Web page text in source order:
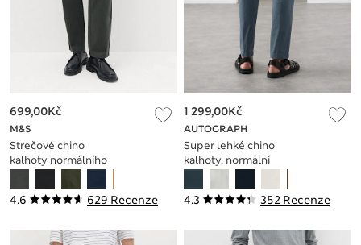
4.6 629 Recenze
M&S
Strečové chino
kalhoty normálního
699,00Kč
4.3 352 Recenze
AUTOGRAPH
Super lehké chino
kalhoty, normální
1 299,00Kč